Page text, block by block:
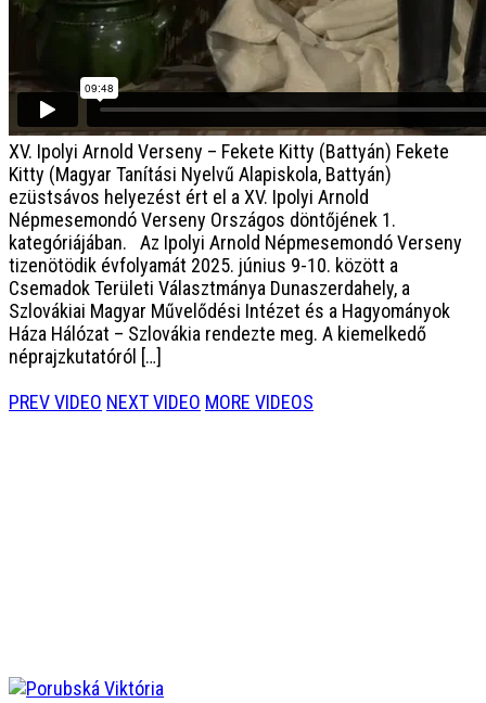
XV. Ipolyi Arnold Verseny – Fekete Kitty (Battyán) Fekete
Kitty (Magyar Tanítási Nyelvű Alapiskola, Battyán)
ezüstsávos helyezést ért el a XV. Ipolyi Arnold
Népmesemondó Verseny Országos döntőjének 1.
kategóriájában. Az Ipolyi Arnold Népmesemondó Verseny
tizenötödik évfolyamát 2025. június 9-10. között a
Csemadok Területi Választmánya Dunaszerdahely, a
Szlovákiai Magyar Művelődési Intézet és a Hagyományok
Háza Hálózat – Szlovákia rendezte meg. A kiemelkedő
néprajzkutatóról […]
PREV VIDEO NEXT VIDEO MORE VIDEOS